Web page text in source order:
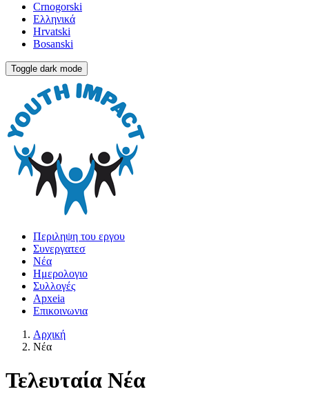
Crnogorski
Ελληνικά
Hrvatski
Bosanski
Toggle dark mode
Περιληψη του εργου
Συνεργατεσ
Νέα
Ημερολογιο
Συλλογές
Apxeia
Επικοινωνια
Αρχική
Νέα
Τελευταία Νέα